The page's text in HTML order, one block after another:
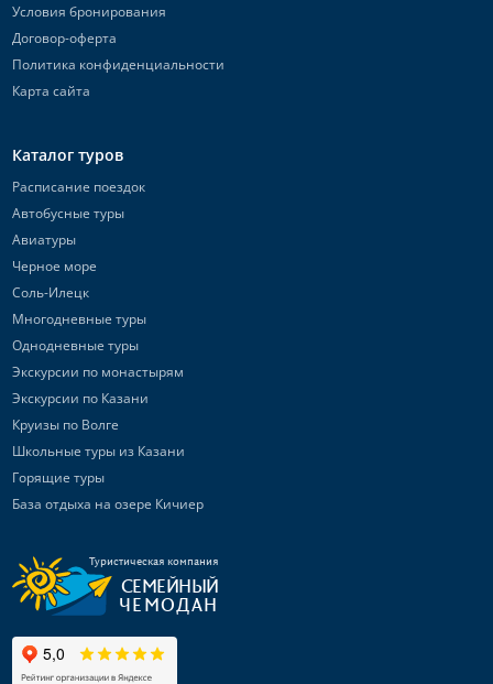
Условия бронирования
Договор-оферта
Политика конфиденциальности
Карта сайта
Каталог туров
Расписание поездок
Автобусные туры
Авиатуры
Черное море
Соль-Илецк
Многодневные туры
Однодневные туры
Экскурсии по монастырям
Экскурсии по Казани
Круизы по Волге
Школьные туры из Казани
Горящие туры
База отдыха на озере Кичиер
Туристическая компания
СЕМЕЙНЫЙ
ЧЕМОДАН